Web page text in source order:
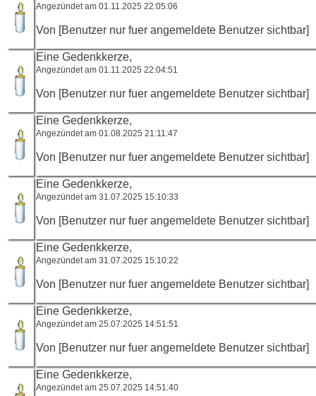
Angezündet am 01.11.2025 22:05:06
Von [Benutzer nur fuer angemeldete Benutzer sichtbar]
Eine Gedenkkerze,
Angezündet am 01.11.2025 22:04:51
Von [Benutzer nur fuer angemeldete Benutzer sichtbar]
Eine Gedenkkerze,
Angezündet am 01.08.2025 21:11:47
Von [Benutzer nur fuer angemeldete Benutzer sichtbar]
Eine Gedenkkerze,
Angezündet am 31.07.2025 15:10:33
Von [Benutzer nur fuer angemeldete Benutzer sichtbar]
Eine Gedenkkerze,
Angezündet am 31.07.2025 15:10:22
Von [Benutzer nur fuer angemeldete Benutzer sichtbar]
Eine Gedenkkerze,
Angezündet am 25.07.2025 14:51:51
Von [Benutzer nur fuer angemeldete Benutzer sichtbar]
Eine Gedenkkerze,
Angezündet am 25.07.2025 14:51:40